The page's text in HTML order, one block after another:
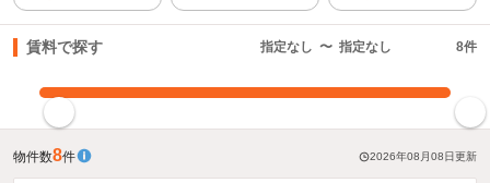
賃料で探す 指定なし 〜 指定なし 8件
物件数8件 2026年08月08日更新